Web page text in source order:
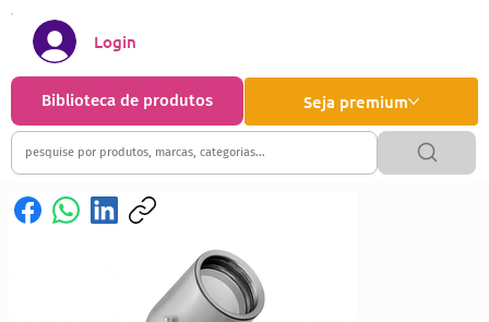
Seja premium
Biblioteca de produtos
Login